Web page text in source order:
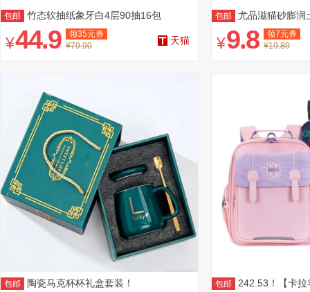
包邮 竹态软抽纸象牙白4层90抽16包
¥44.9 领35元券
¥79.90
天猫
包邮
尤品滋猫砂膨润
¥9.8 领7元券
¥19.80
包邮 陶瓷马克杯杯礼盒套装！ 包邮 242.53！【卡